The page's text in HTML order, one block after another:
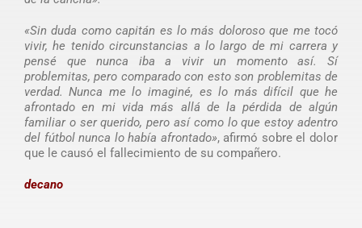
«Sin duda como capitán es lo más doloroso que me tocó
vivir, he tenido circunstancias a lo largo de mi carrera y
pensé que nunca iba a vivir un momento así. Sí
problemitas, pero comparado con esto son problemitas de
verdad. Nunca me lo imaginé, es lo más difícil que he
afrontado en mi vida más allá de la pérdida de algún
familiar o ser querido, pero así como lo que estoy adentro
del fútbol nunca lo había afrontado», afirmó sobre el dolor
que le causó el fallecimiento de su compañero.
decano